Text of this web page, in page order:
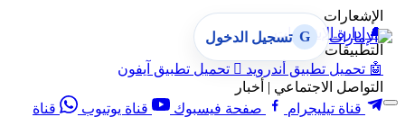
الإشعارات
🔔 إدارة الإشعارات
التطبيقات
🤖 تحميل تطبيق أندرويد  تحميل تطبيق آيفون
التواصل الاجتماعي | أخبار
قناة تيليجرام
صفحة فيسبوك قناة يوتيوب
قناة
G تسجيل الدخول